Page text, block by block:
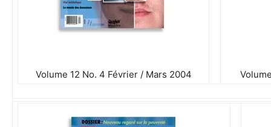
Volume 12 No. 4 Février / Mars 2004